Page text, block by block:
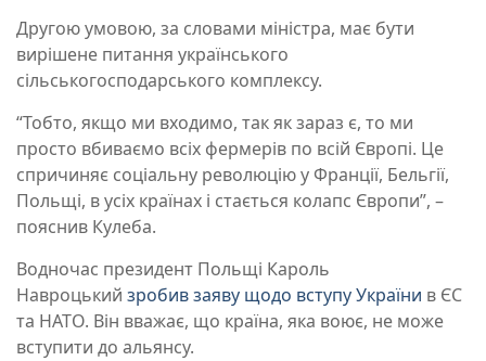
Другою умовою, за словами міністра, має бути
вирішене питання українського
сільськогосподарського комплексу.
“Тобто, якщо ми входимо, так як зараз є, то ми
просто вбиваємо всіх фермерів по всій Європі. Це
спричиняє соціальну революцію у Франції, Бельгії,
Польщі, в усіх країнах і стається колапс Європи”, –
пояснив Кулеба.
Водночас президент Польщі Кароль
Навроцький зробив заяву щодо вступу України в ЄС
та НАТО. Він вважає, що країна, яка воює, не може
вступити до альянсу.